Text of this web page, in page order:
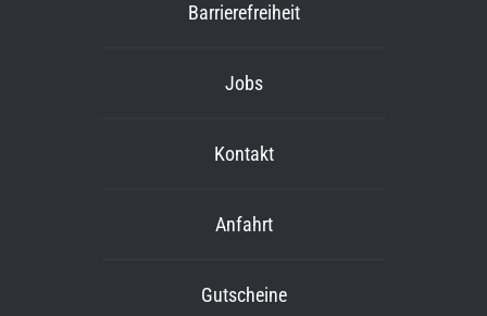
Barrierefreiheit
Jobs
Kontakt
Anfahrt
Gutscheine